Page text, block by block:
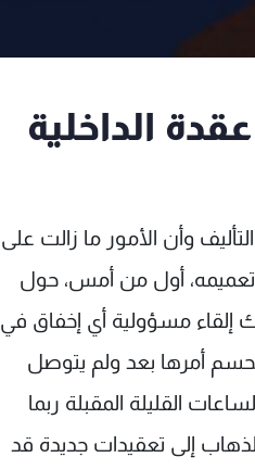
الداخلية
وأن الأمور ما زالت على
تعميمه، أول من أمس، حول
إلقاء مسؤولية أي إخفاق في
أمرها بعد ولم يتوصل
القليلة المقبلة ربما
إلى تعقيدات جديدة قد